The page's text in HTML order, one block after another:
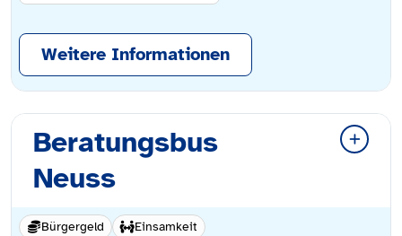
Weitere Informationen
Beratungsbus
Neuss
Bürgergeld
Einsamkeit